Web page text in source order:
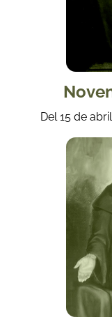
Del 15 de